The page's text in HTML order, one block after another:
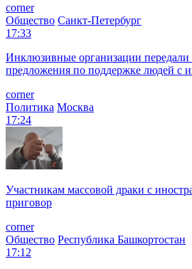
corner
Общество Санкт-Петербург
17:33
Инклюзивные организации
предложения по поддержке людей с
corner
Политика Москва
17:24
Участникам массовой драки с
приговор
corner
Общество Республика Башкортостан
17:12